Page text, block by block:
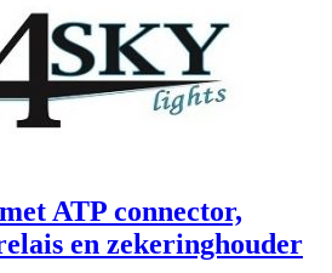
ATP connector,
en zekeringhouder